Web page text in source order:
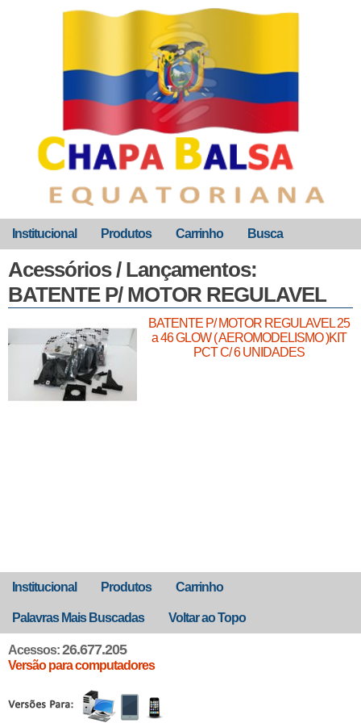
Institucional Produtos Carrinho Busca
Acessórios / Lançamentos:
BATENTE P/ MOTOR REGULAVEL
BATENTE P/ MOTOR REGULAVEL 25
a 46 GLOW ( AEROMODELISMO )KIT
PCT C/ 6 UNIDADES
Institucional Produtos Carrinho
Palavras Mais Buscadas Voltar ao Topo
Acessos:26.677.205
Versão para computadores